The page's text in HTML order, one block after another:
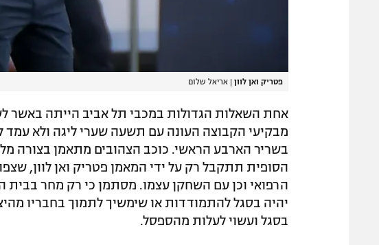
פטריק ואן לוון | אריאל שלום
אחת השאלות הגדולות במכבי תל אביב הייתה באשר
בשריר הארבע הראשי. כוכב הצהובים מתאמן בצורה
הסופית תתקבל רק על ידי המאמן פטריק ואן לוון,
הרפואי וכן עם השחקן עצמו. מסתמן כי רק מחר בבית
יהיה בסגל להתמודדות או שימשיך לתמוך בחבריו
בסגל ועשוי לעלות מהספסל.